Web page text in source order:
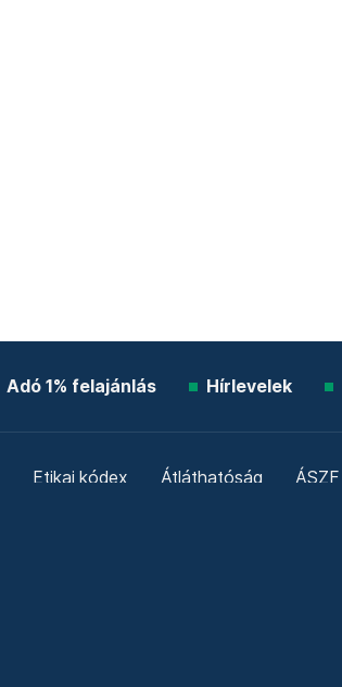
Adó 1% felajánlás Hírlevelek
Etikai kódex Átláthatóság ÁSZF